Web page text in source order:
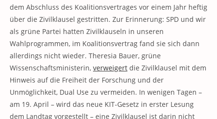
dem Abschluss des Koalitionsvertrages vor einem Jahr heftig
über die Zivilklausel gestritten. Zur Erinnerung: SPD und wir
als grüne Partei hatten Zivilklauseln in unseren
Wahlprogrammen, im Koalitionsvertrag fand sie sich dann
allerdings nicht wieder. Theresia Bauer, grüne
Wissenschaftsministerin, verweigert die Zivilklausel mit dem
Hinweis auf die Freiheit der Forschung und der
Unmöglichkeit, Dual Use zu vermeiden. In wenigen Tagen –
am 19. April – wird das neue KIT-Gesetz in erster Lesung
dem Landtag vorgestellt – eine Zivilklausel ist darin nicht